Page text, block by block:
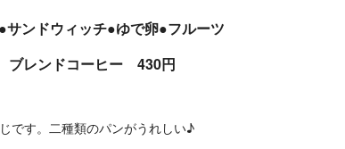
サンドウィッチ●ゆで卵●フルーツ
レンドコーヒー 430円
です。二種類のパンがうれしい♪